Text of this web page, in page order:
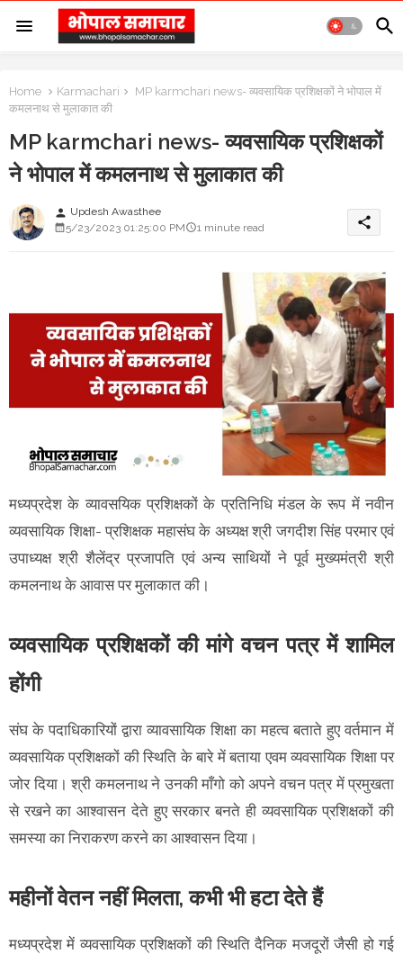
Home Karmachari
MP karmchari news- व्यवसायिक प्रशिक्षकों ने भोपाल में
कमलनाथ से मुलाकात की
MP karmchari news- व्यवसायिक प्रशिक्षकों
ने भोपाल में कमलनाथ से मुलाकात की
person Updesh Awasthee
5/23/2023 01:25:00 PM
1 minute read share
मध्यप्रदेश के व्यावसयिक प्रशिक्षकों के प्रतिनिधि मंडल के रूप में नवीन
व्यवसायिक शिक्षा- प्रशिक्षक महासंघ के अध्यक्ष श्री जगदीश सिंह परमार एवं
उपाध्यक्ष श्री शैलेंद्र प्रजापति एवं अन्य साथियों ने पूर्व मुख्यमंत्री श्री
कमलनाथ के आवास पर मुलाकात की।
व्यवसायिक प्रशिक्षकों की मांगे वचन पत्र में शामिल
होंगी
संघ के पदाधिकारियों द्वारा व्यावसायिक शिक्षा का महत्व बताते हुए वर्तमान में
व्यवसायिक प्रशिक्षकों की स्थिति के बारे में बताया एवम व्यवसायिक शिक्षा पर
जोर दिया। श्री कमलनाथ ने उनकी माँगो को अपने वचन पत्र में प्रमुखता
से रखने का आश्वासन देते हुए सरकार बनते ही व्यवसायिक प्रशिक्षकों की
समस्या का निराकरण करने का आश्वासन दिया।
महीनों वेतन नहीं मिलता, कभी भी हटा देते हैं
मध्यप्रदेश में व्यवसायिक प्रशिक्षकों की स्थिति दैनिक मजदूरों जैसी हो गई